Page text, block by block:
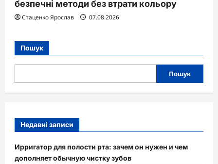
безпечні методи без втрати кольору
Стаценко Ярослав 07.08.2026
Пошук
Пошук
Недавні записи
Ирригатор для полости рта: зачем он нужен и чем
дополняет обычную чистку зубов